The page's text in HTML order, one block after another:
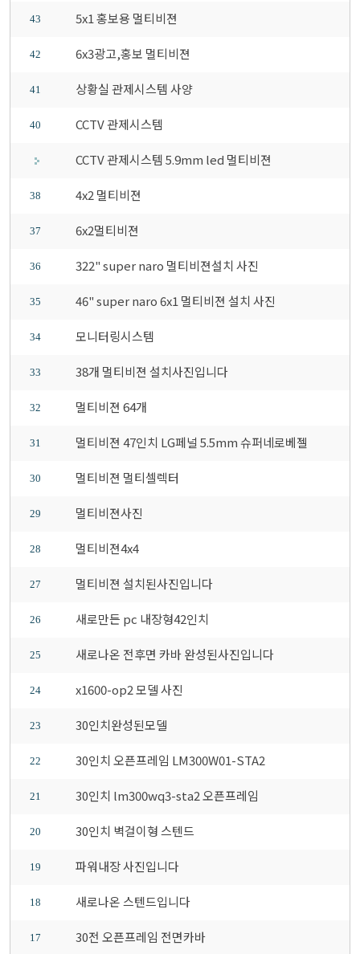
43 5x1 홍보용 멀티비젼
42 6x3광고,홍보 멀티비젼
41 상황실 관제시스템 사양
40 CCTV 관제시스템
CCTV 관제시스템 5.9mm led 멀티비젼
38 4x2 멀티비젼
37 6x2멀티비젼
36 322" super naro 멀티비젼설치 사진
35 46" super naro 6x1 멀티비젼 설치 사진
34 모니터링시스템
33 38개 멀티비젼 설치사진입니다
32 멀티비젼 64개
31 멀티비젼 47인치 LG페널 5.5mm 슈퍼네로베젤
30 멀티비젼 멀티셀렉터
29 멀티비젼사진
28 멀티비젼4x4
27 멀티비젼 설치된사진입니다
26 새로만든 pc 내장형42인치
25 새로나온 전후면 카바 완성된사진입니다
24 x1600-op2 모델 사진
23 30인치완성된모델
22 30인치 오픈프레임 LM300W01-STA2
21 30인치 lm300wq3-sta2 오픈프레임
20 30인치 벽걸이형 스텐드
19 파워내장 사진입니다
18 새로나온 스텐드입니다
17 30전 오픈프레임 전면카바